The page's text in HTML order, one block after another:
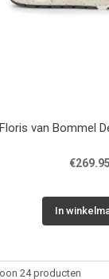
Floris van Bommel
€269.95
In